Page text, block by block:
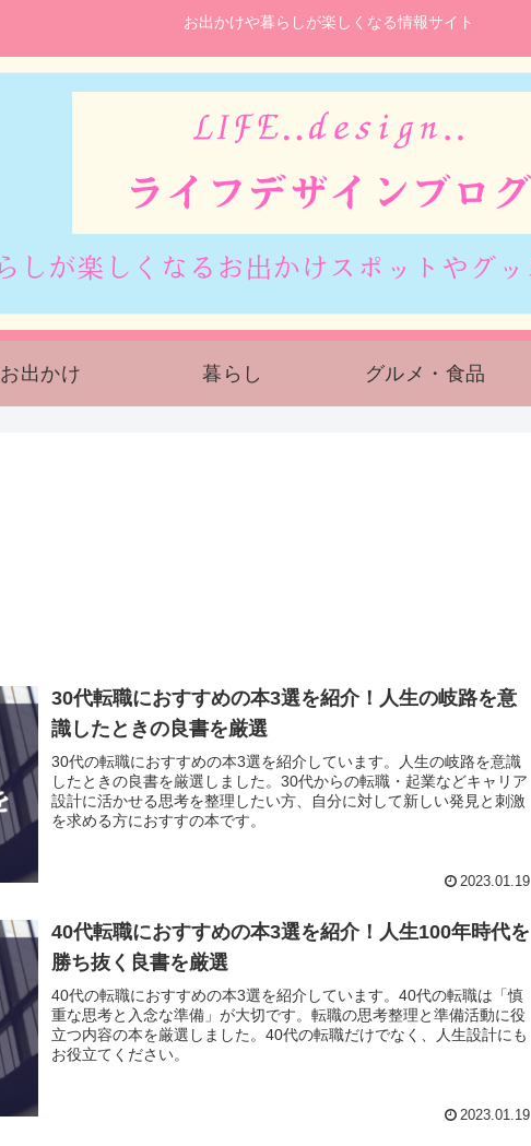
お出かけや暮らしが楽しくなる情報サイト
お出かけ 暮らし グルメ・食品
30代転職におすすめの本3選を紹介！人生の岐路を意
識したときの良書を厳選
30代の転職におすすめの本3選を紹介しています。人生の岐路を意識
したときの良書を厳選しました。30代からの転職・起業などキャリア
設計に活かせる思考を整理したい方、自分に対して新しい発見と刺激
を求める方におすすの本です。
2023.01.19
40代転職におすすめの本3選を紹介！人生100年時代を
勝ち抜く良書を厳選
40代の転職におすすめの本3選を紹介しています。40代の転職は「慎
重な思考と入念な準備」が大切です。転職の思考整理と準備活動に役
立つ内容の本を厳選しました。40代の転職だけでなく、人生設計にも
お役立てください。
2023.01.19